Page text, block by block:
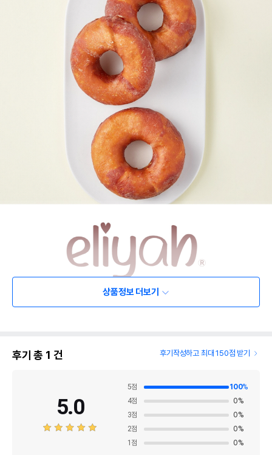
상품정보 더보기
후기 총 1 건 후기작성하고 최대 150점 받기
5.0
5점 100%
4점 0%
3점 0%
2점 0%
1 점 0%